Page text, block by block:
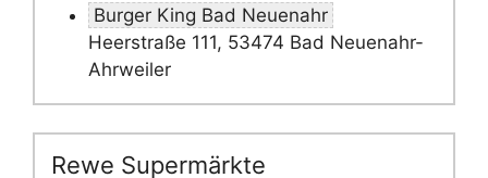
Burger King Bad Neuenahr
Heerstraße 111, 53474 Bad Neuenahr-
Ahrweiler
Rewe Supermärkte